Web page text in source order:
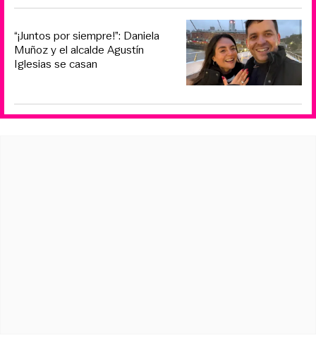
“¡Juntos por siempre!”: Daniela
Muñoz y el alcalde Agustín
Iglesias se casan